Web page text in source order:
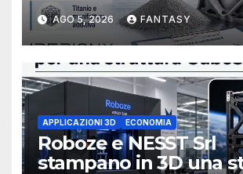
Stati Uniti e rafforza il
ha nominato Michael
Loparco
indipendente non
AGO 5, 2026 FANTASY
APPLICAZIONI 3D ECONOMIA
Roboze e NESST Srl
stampano in 3D una